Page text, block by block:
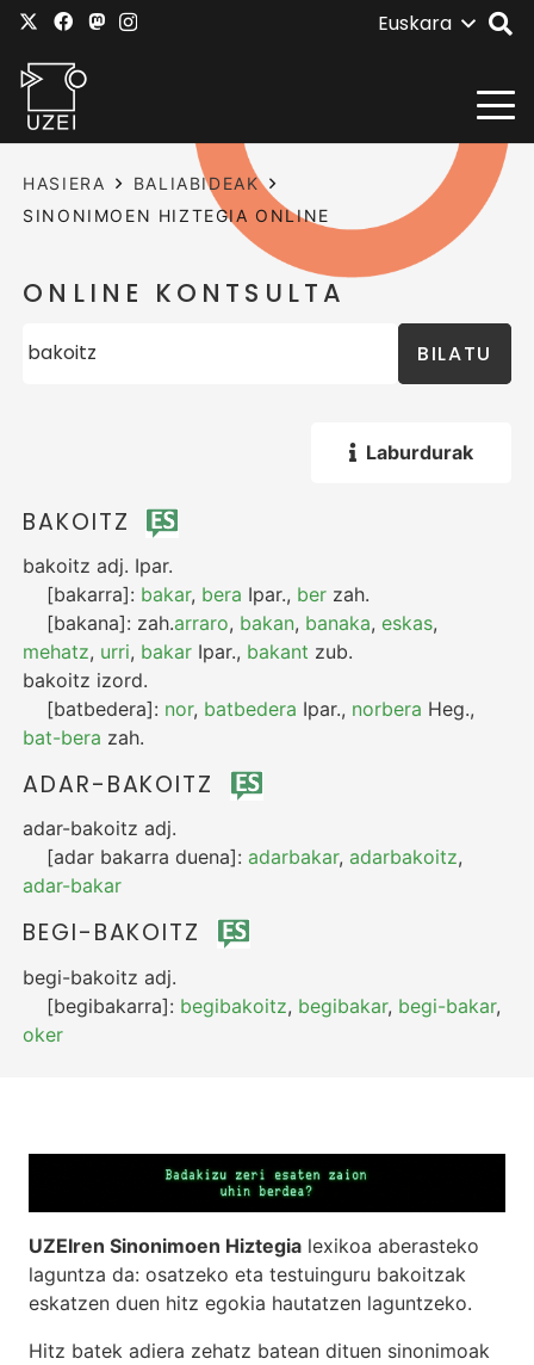
Euskara
HASIERA
BALIABIDEAK
SINONIMOEN HIZTEGIA ONLINE
ONLINE KONTSULTA
BILATU
Laburdurak
BAKOITZ
bakoitz adj. Ipar.
[bakarra]: bakar, bera Ipar., ber zah.
[bakana]: zah.arraro, bakan, banaka,eskas,
mehatz, urri, bakar Ipar., bakant zub.
bakoitz izord.
[batbedera]: nor, batbedera Ipar., norbera Heg.,
bat-bera zah.
ADAR-BAKOITZ
adar-bakoitz adj.
[adar bakarra duena]:adarbakar,adarbakoitz,
adar-bakar
BEGI-BAKOITZ
begi-bakoitz adj.
[begibakarra]: begibakoitz, begibakar, begi-bakar,
oker
UZEIren Sinonimoen Hiztegia lexikoa aberasteko
laguntza da: osatzeko eta testuinguru bakoitzak
eskatzen duen hitz egokia hautatzen laguntzeko.
Hitz batek adiera zehatz batean dituen sinonimoak